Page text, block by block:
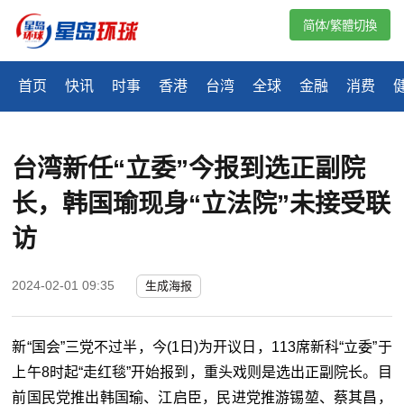
首页 快讯 时事 香港 台湾 全球 金融 消费
简体/繁體切換
台湾新任“立委”今报到选正副院
长，韩国瑜现身“立法院”未接受联
访
2024-02-01 09:35 生成海报
新“国会”三党不过半，今(1日)为开议日，113席新科“立委”于
上午8时起“走红毯”开始报到，重头戏则是选出正副院长。目
前国民党推出韩国瑜、江启臣，民进党推游锡堃、蔡其昌，